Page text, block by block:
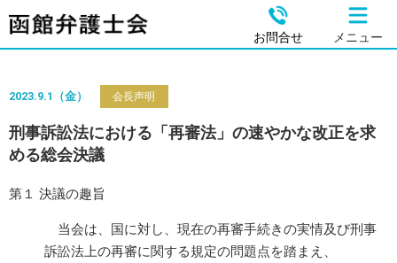
お問合せ メニュー
2023.9.1（金） 会長声明
刑事訴訟法における「再審法」の速やかな改正を求
める総会決議
第１ 決議の趣旨
当会は、国に対し、現在の再審手続きの実情及び刑事
訴訟法上の再審に関する規定の問題点を踏まえ、